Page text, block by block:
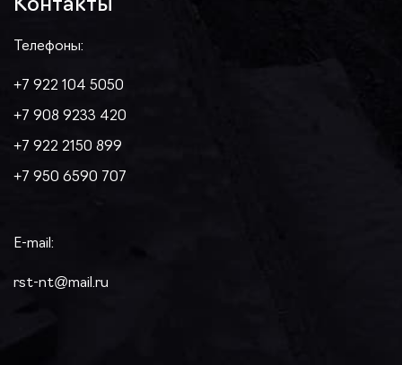
Контакты
Телефоны:
+7 922 104 5050
+7 908 9233 420
+7 922 2150 899
+7 950 6590 707
E-mail:
rst-nt@mail.ru